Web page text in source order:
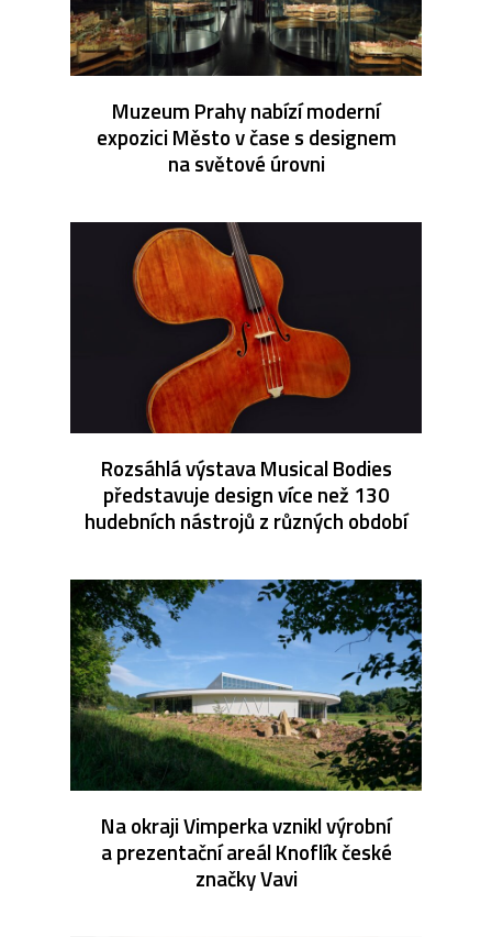
Muzeum Prahy nabízí moderní
expozici Město v čase s designem
na světové úrovni
Rozsáhlá výstava Musical Bodies
představuje design více než 130
hudebních nástrojů z různých období
Na okraji Vimperka vznikl výrobní
a prezentační areál Knoflík české
značky Vavi